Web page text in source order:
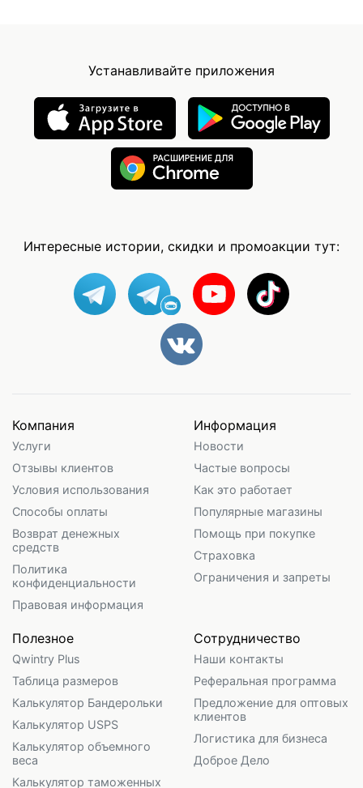
Устанавливайте приложения
Интересные истории, скидки и промоакции тут:
Компания
Услуги
Отзывы клиентов
Условия использования
Способы оплаты
Возврат денежных
средств
Политика
конфиденциальности
Правовая информация
Информация
Новости
Частые вопросы
Как это работает
Популярные магазины
Помощь при покупке
Страховка
Ограничения и запреты
Полезное
Qwintry Plus
Таблица размеров
Калькулятор Бандерольки
Калькулятор USPS
Калькулятор объемного
веса
Калькулятор таможенных
Сотрудничество
Наши контакты
Реферальная программа
Предложение для оптовых
клиентов
Логистика для бизнеса
Доброе Дело